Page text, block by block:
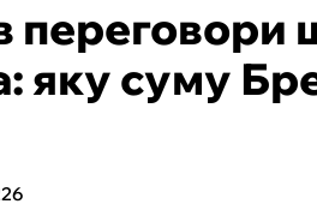
переговори
яку суму